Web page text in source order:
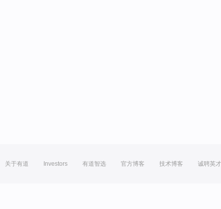
关于有道 Investors 有道智选 官方博客 技术博客 诚聘英才